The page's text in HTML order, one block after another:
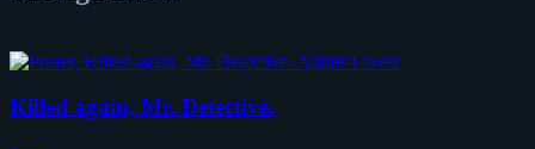
Killed again, Mr. Detective.